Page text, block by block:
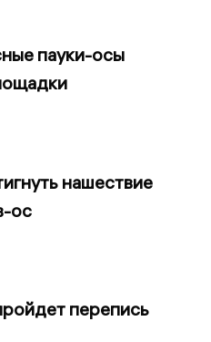
пауки-осы
нашествие
ос
перепись